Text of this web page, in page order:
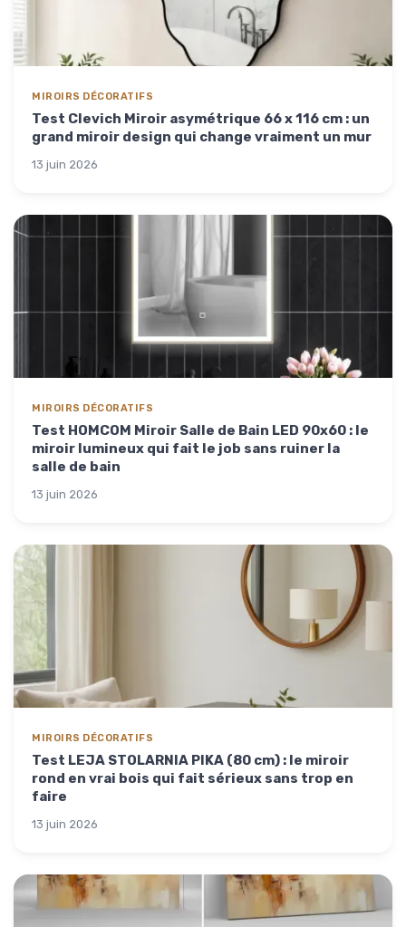
MIROIRS DÉCORATIFS
Test Clevich Miroir asymétrique 66 x 116 cm : un
grand miroir design qui change vraiment un mur
13 juin 2026
MIROIRS DÉCORATIFS
Test HOMCOM Miroir Salle de Bain LED 90x60 : le
miroir lumineux qui fait le job sans ruiner la
salle de bain
13 juin 2026
MIROIRS DÉCORATIFS
Test LEJA STOLARNIA PIKA (80 cm) : le miroir
rond en vrai bois qui fait sérieux sans trop en
faire
13 juin 2026